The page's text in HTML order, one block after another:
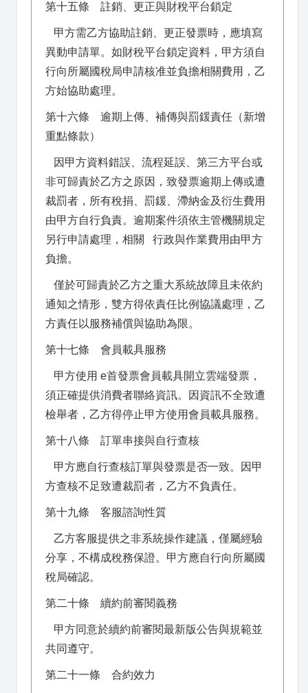
第十五條 註銷、更正與財稅平台鎖定
甲方需乙方協助註銷、更正發票時，應填寫
異動申請單。如財稅平台鎖定資料，甲方須自
行向所屬國稅局申請核准並負擔相關費用，乙
方始協助處理。
第十六條 逾期上傳、補傳與罰鍰責任（新增
重點條款）
因甲方資料錯誤、流程延誤、第三方平台或
非可歸責於乙方之原因，致發票逾期上傳或遭
裁罰者，所有稅捐、罰鍰、滯納金及衍生費用
由甲方自行負責。逾期案件須依主管機關規定
另行申請處理，相關 行政與作業費用由甲方
負擔。
僅於可歸責於乙方之重大系統故障且未依約
通知之情形，雙方得依責任比例協議處理，乙
方責任以服務補償與協助為限。
第十七條 會員載具服務
甲方使用 e首發票會員載具開立雲端發票，
須正確提供消費者聯絡資訊。因資訊不全致遭
檢舉者，乙方得停止甲方使用會員載具服務。
第十八條 訂單串接與自行查核
甲方應自行查核訂單與發票是否一致。因甲
方查核不足致遭裁罰者，乙方不負責任。
第十九條 客服諮詢性質
乙方客服提供之非系統操作建議，僅屬經驗
分享，不構成稅務保證。甲方應自行向所屬國
稅局確認。
第二十條 續約前審閱義務
甲方同意於續約前審閱最新版公告與規範並
共同遵守。
第二十一條 合約效力